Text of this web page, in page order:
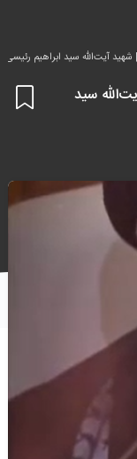
آیت‌الله سید ابراهیم رئیسی
سید